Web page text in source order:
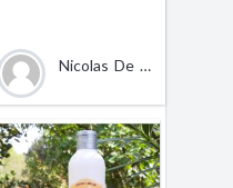
Nicolas De Wagter